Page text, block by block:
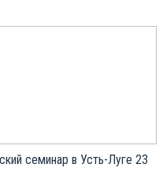
семинар в Усть-Луге 23